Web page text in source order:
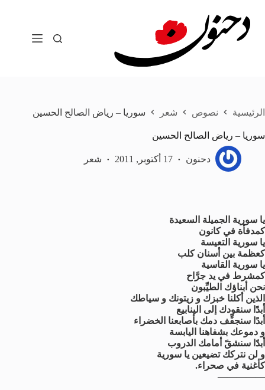
المحتوى
الرئيسية نصوص شعر سوريا – رياض الصالح الحسين
سوريا – رياض الصالح الحسين
دحنون 17 أكتوبر, 2011 شعر
يا سورية الجميلة السعيدة
كمدفأة في كانون
يا سورية التعيسة
كعظمة بين أسنان كلب
يا سورية القاسية
كمشرط في يد جرَّاح
نحن أبناؤك الطيِّبون
الذين أكلنا خبزك و زيتونك و سياطك
أبدًا سنقودك إلى الينابيع
أبدًا سنجفِّف دمك بأصابعنا الخضراء
و دموعك بشفاهنا اليابسة
أبدًا سنشقّ أمامك الدروب
و لن نتركك تضيعين يا سورية
كأغنية في صحراء.
—————